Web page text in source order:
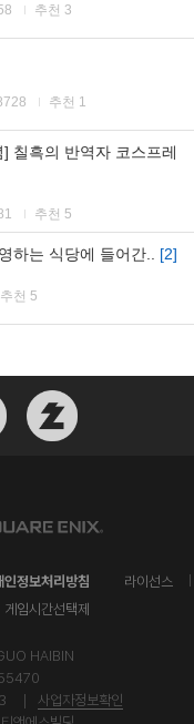
추천 3
추천 1
칠흑의 반역자 코스프레
추천 5
하는 식당에 들어간.. [2]
추천 5
인정보처리방침
라이선스
게임시간선택제
HAIBIN
사업자정보확인